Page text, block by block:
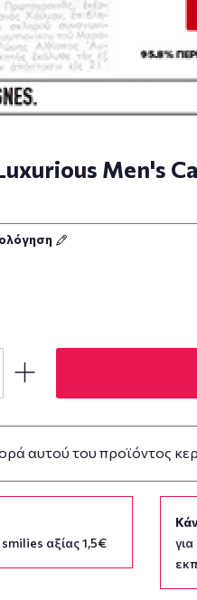
Men's
αυτού του προϊόντος
αξίας 1,5€